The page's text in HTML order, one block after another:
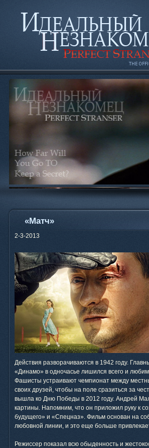
«Матч»
2-3-2013
Действия разворачиваются в 1942 году.
«Динамо» в одночасье лишился всего и
Фашисты устраивают чемпионат между
своих друзей, чтобы на поле сразиться за
вышла ко Дню Победы в 2012 году. Андрей
картины. Напомним, что он приложил руку к
будущего» и «Спецназ». Фильм основан на
любовной линии, и это еще больше
Режиссер показал всю обыденность и